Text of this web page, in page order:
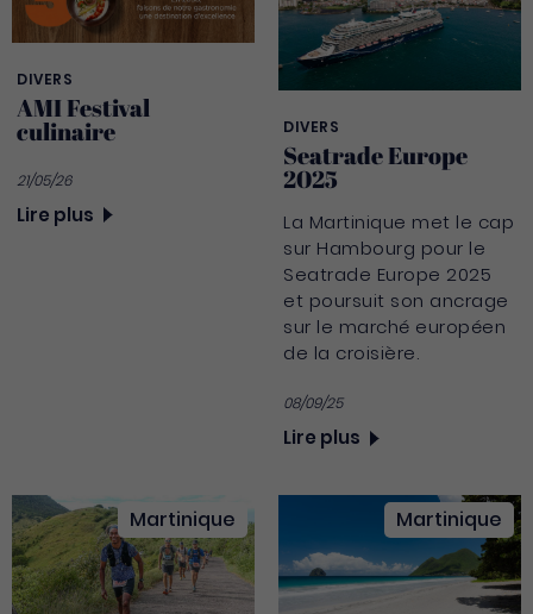
DIVERS
AMI Festival
culinaire
21/05/26
Lire plus
DIVERS
Seatrade Europe
2025
La Martinique met le cap
sur Hambourg pour le
Seatrade Europe 2025
et poursuit son ancrage
sur le marché européen
de la croisière.
08/09/25
Lire plus
Martinique Martinique